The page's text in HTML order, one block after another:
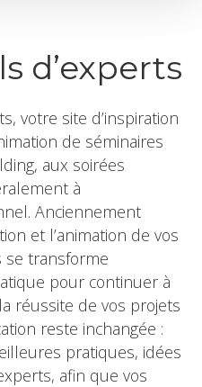
d’experts
votre site d’inspiration
de séminaires
aux soirées
à
Anciennement
et l’animation de vos
se transforme
pour continuer à
réussite de vos projets
reste inchangée :
pratiques, idées
afin que vos